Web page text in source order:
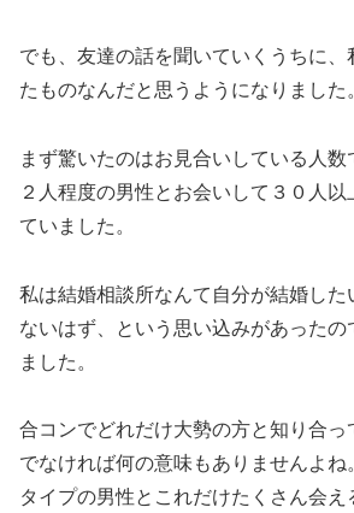
でも、友達の話を聞いていくうちに、
たものなんだと思うようになりました
まず驚いたのはお見合いしている人数
２人程度の男性とお会いして３０人
ていました。
私は結婚相談所なんて自分が結婚した
ないはず、という思い込みがあったの
ました。
合コンでどれだけ大勢の方と知り合っ
でなければ何の意味もありませんよね
タイプの男性とこれだけたくさん会え